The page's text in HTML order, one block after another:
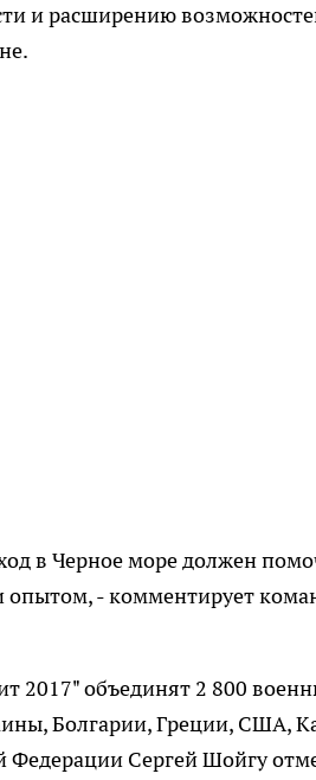
и расширению
в Черное море должен
- комментирует
2017" объединят 2 800
Болгарии, Греции,
Федерации Сергей Шойгу